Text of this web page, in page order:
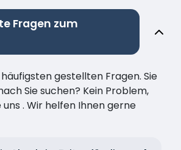
Fragen zum
gestellten Fragen. Sie
Sie suchen? Kein Problem,
. Wir helfen Ihnen gerne